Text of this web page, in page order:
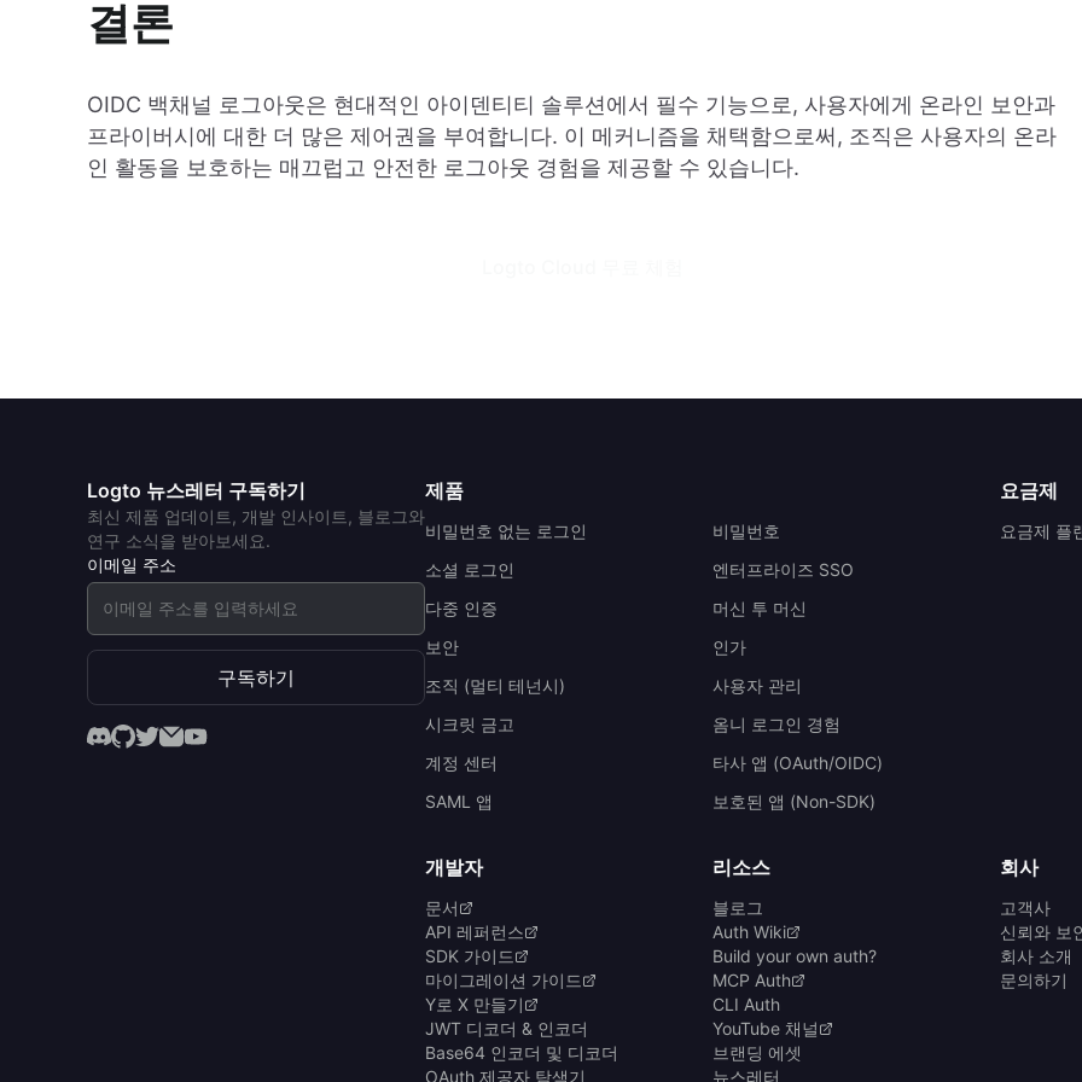
결론
OIDC 백채널 로그아웃은 현대적인 아이덴티티 솔루션에서 필수 기능으로, 사용자에게 온라인 보안과
프라이버시에 대한 더 많은 제어권을 부여합니다. 이 메커니즘을 채택함으로써, 조직은 사용자의 온라
인 활동을 보호하는 매끄럽고 안전한 로그아웃 경험을 제공할 수 있습니다.
Logto 뉴스레터 구독하기
최신 제품 업데이트, 개발 인사이트, 블로그와
연구 소식을 받아보세요.
이메일 주소
구독하기
제품
비밀번호 없는 로그인
비밀번호
소셜 로그인
엔터프라이즈 SSO
다중 인증
머신 투 머신
보안
인가
조직 (멀티 테넌시)
사용자 관리
시크릿 금고
옴니 로그인 경험
계정 센터
타사 앱 (OAuth/OIDC)
SAML 앱
보호된 앱 (Non-SDK)
요금제
요금제 플
개발자
문서
API 레퍼런스
SDK 가이드
마이그레이션 가이드
Y로 X 만들기
JWT 디코더 & 인코더
Base64 인코더 및 디코더
OAuth 제공자 탐색기
리소스
블로그
Auth Wiki
Build your own auth?
MCP Auth
CLI Auth
YouTube 채널
브랜딩 에셋
뉴스레터
회사
고객사
신뢰와 보
회사 소개
문의하기